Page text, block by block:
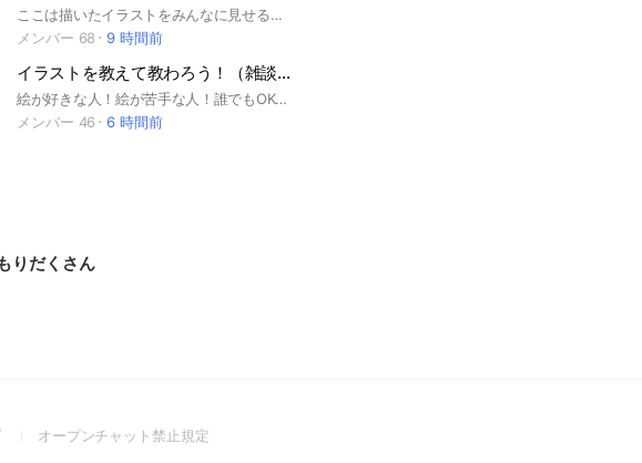
ここは描いたイラストをみんなに見せるために作ったオープンチャットです！二次創作でも、一次創作でもなんのイラストでもｶﾓｵｵｵｵｵｵｵﾝ!!きっと（？）楽しくなるオプチャです！！はい！きっと！！！！（投げやり） 簡単なルール ↓ 雑談OK！ 無断転載＆自作発言は禁止！！！当たり前だよね！！ 人の絵をバカにしない！！ 暴言＆荒し行為ダメ絶対！！ 挨拶して欲しいな🥺 簡単にはこんな感じ！これだけ入る前に抑えておいてね！入ったらちゃんとしたルール読んでね！ #イラスト #絵 #イラストオープンチャット
メンバー 68
9 時間前
イラストを教えて教わろう！（雑談もあり！）
絵が好きな人！絵が苦手な人！誰でもOKです️⭕️楽しく気軽にアドバイスしあえるオプをめざしてます!!気軽に申請していってください！ オリ️️〇、模写️〇、自作発言‪✕‬ #イラスト #添削 #絵
メンバー 46
6 時間前
りだくさん
(Openオープンチャット禁止規定(Open